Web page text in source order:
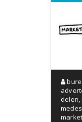
delen,